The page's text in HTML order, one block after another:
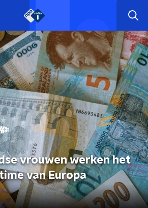
vrouwen werken het
van Europa